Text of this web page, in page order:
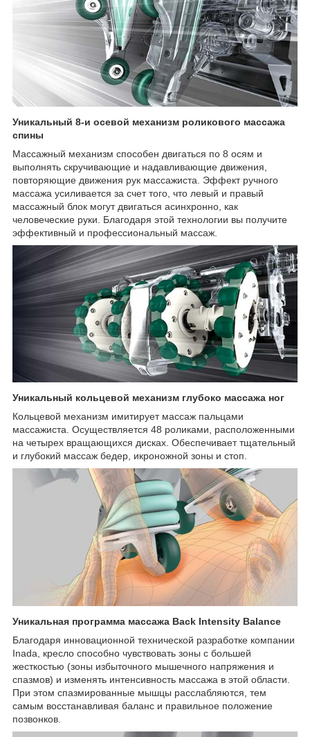
Уникальный 8-и осевой механизм роликового массажа
спины
Массажный механизм способен двигаться по 8 осям и
выполнять скручивающие и надавливающие движения,
повторяющие движения рук массажиста. Эффект ручного
массажа усиливается за счет того, что левый и правый
массажный блок могут двигаться асинхронно, как
человеческие руки. Благодаря этой технологии вы получите
эффективный и профессиональный массаж.
Уникальный кольцевой механизм глубоко массажа ног
Кольцевой механизм имитирует массаж пальцами
массажиста. Осуществляется 48 роликами, расположенными
на четырех вращающихся дисках. Обеспечивает тщательный
и глубокий массаж бедер, икроножной зоны и стоп.
Уникальная программа массажа Back Intensity Balance
Благодаря инновационной технической разработке компании
Inada, кресло способно чувствовать зоны с большей
жесткостью (зоны избыточного мышечного напряжения и
спазмов) и изменять интенсивность массажа в этой области.
При этом спазмированные мышцы расслабляются, тем
самым восстанавливая баланс и правильное положение
позвонков.